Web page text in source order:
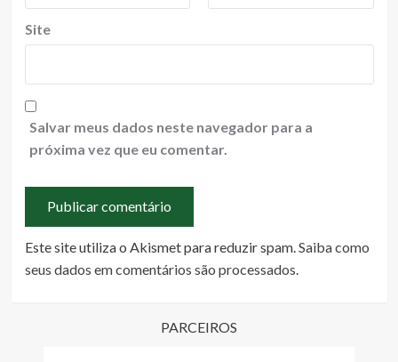
Site
Salvar meus dados neste navegador para a
próxima vez que eu comentar.
Este site utiliza o Akismet para reduzir spam. Saiba como
seus dados em comentários são processados
PARCEIROS